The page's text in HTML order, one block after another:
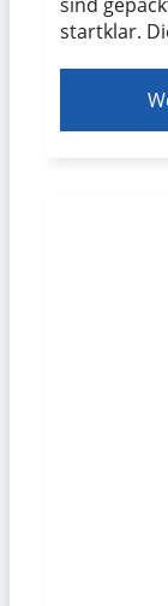
startklar.